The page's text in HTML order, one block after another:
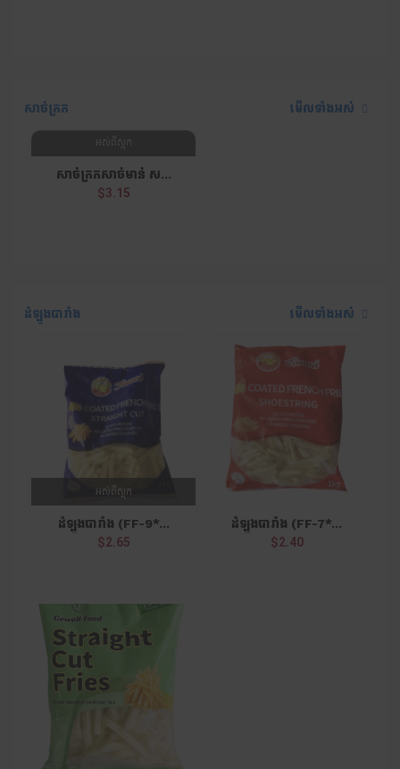
សាច់ក្រក មើលទាំងអស់
អស់ពីស្តុក
សាច់ក្រកសាច់មាន់ ស...
$3.15
ដំឡូងបារាំង មើលទាំងអស់
អស់ពីស្តុក
ដំឡូងបារាំង (FF-9*...
$2.65
ដំឡូងបារាំង (FF-7*...
$2.40